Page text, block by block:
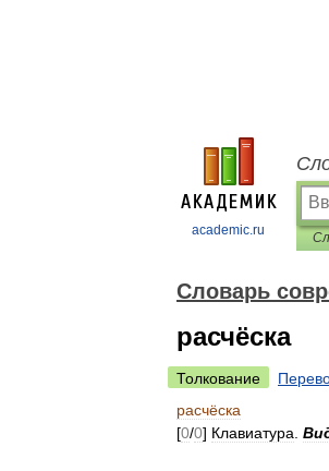
academic.ru
Cловарь
расчёска
Толкование
расчёска
[0/0] Клавиатура